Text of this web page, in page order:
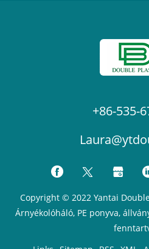
+86-535-
Copyright © 2022 Yantai
Árnyékolóháló, PE ponyva,